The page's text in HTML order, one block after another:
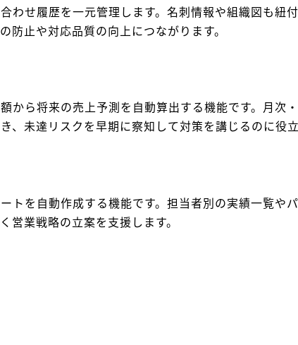
わせ履歴を一元管理します。名刺情報や組織図も紐
防止や対応品質の向上につながります。
から将来の売上予測を自動算出する機能です。月次
、未達リスクを早期に察知して対策を講じるのに役立
トを自動作成する機能です。担当者別の実績一覧や
営業戦略の立案を支援します。